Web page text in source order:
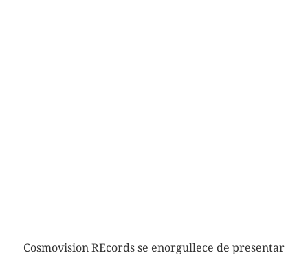
Cosmovision REcords se enorgullece de presentar